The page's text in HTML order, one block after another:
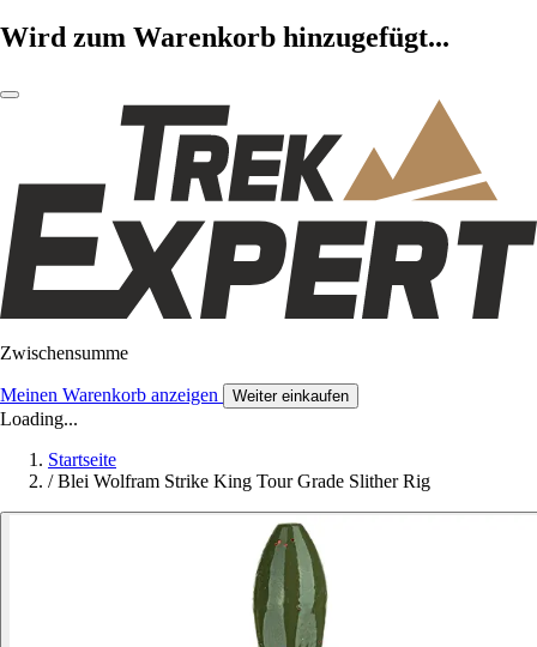
Wird zum Warenkorb hinzugefügt...
Zwischensumme
Meinen Warenkorb anzeigen Weiter einkaufen
Loading...
Startseite
/ Blei Wolfram Strike King Tour Grade Slither Rig